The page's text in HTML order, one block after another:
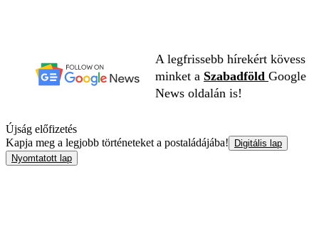
A legfrissebb hírekért kövess
minket a Szabadföld Google
News oldalán is!
Újság előfizetés
Kapja meg a legjobb történeteket a postaládájába!
Digitális lap
Nyomtatott lap